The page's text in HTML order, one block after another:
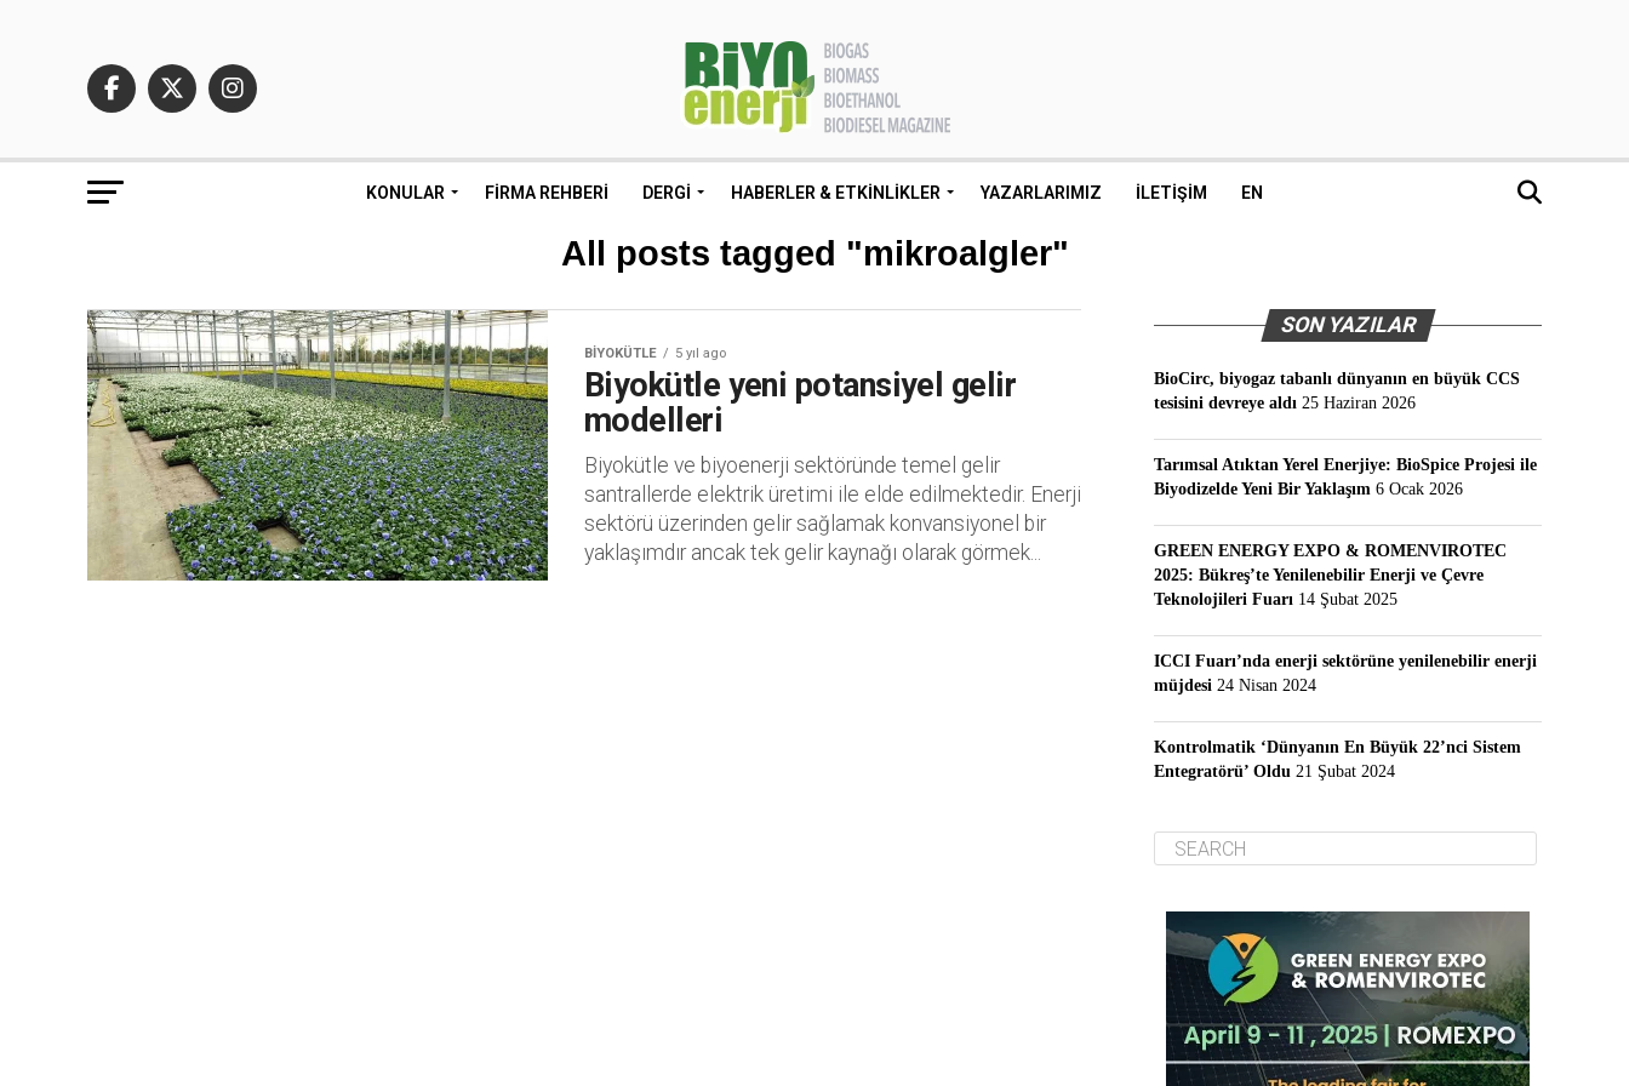
KONULAR FIRMA REHBERI DERGI HABERLER & ETKINLIKLER YAZARLARIMIZ İLETIŞIM EN
All posts tagged "mikroalgler"
BIYOKÜTLE 5 yıl ago
Biyokütle yeni potansiyel gelir
modelleri
Biyokütle ve biyoenerji sektöründe temel gelir
santrallerde elektrik üretimi ile elde edilmektedir. Enerji
sektörü üzerinden gelir sağlamak konvansiyonel bir
yaklaşımdır ancak tek gelir kaynağı olarak görmek...
SON YAZILAR
BioCirc, biyogaz tabanlı dünyanın en büyük CCS
tesisini devreye aldı 25 Haziran 2026
Tarımsal Atıktan Yerel Enerjiye: BioSpice Projesi ile
Biyodizelde Yeni Bir Yaklaşım 6 Ocak 2026
GREEN ENERGY EXPO & ROMENVIROTEC
2025: Bükreş’te Yenilenebilir Enerji ve Çevre
Teknolojileri Fuarı 14 Şubat 2025
ICCI Fuarı’nda enerji sektörüne yenilenebilir enerji
müjdesi 24 Nisan 2024
Kontrolmatik ‘Dünyanın En Büyük 22’nci Sistem
Entegratörü’ Oldu 21 Şubat 2024